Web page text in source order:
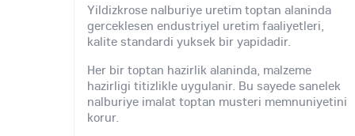
Yildizkrose nalburiye uretim toptan alaninda
gerceklesen endustriyel uretim faaliyetleri,
kalite standardi yuksek bir yapidadir.
Her bir toptan hazirlik alaninda, malzeme
hazirligi titizlikle uygulanir. Bu sayede sanelek
nalburiye imalat toptan musteri memnuniyetini
korur.